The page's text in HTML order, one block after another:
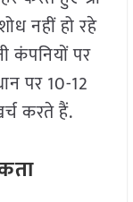
नहीं हो रहे
कंपनियों पर
पर 10-12
करते हैं.